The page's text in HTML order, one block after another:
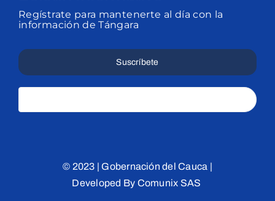
Regístrate para mantenerte al día con la
información de Tángara
Suscríbete
© 2023 | Gobernación del Cauca |
Developed By Comunix SAS